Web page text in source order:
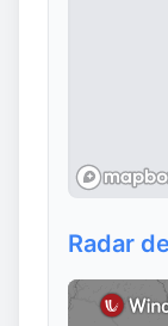
Radar